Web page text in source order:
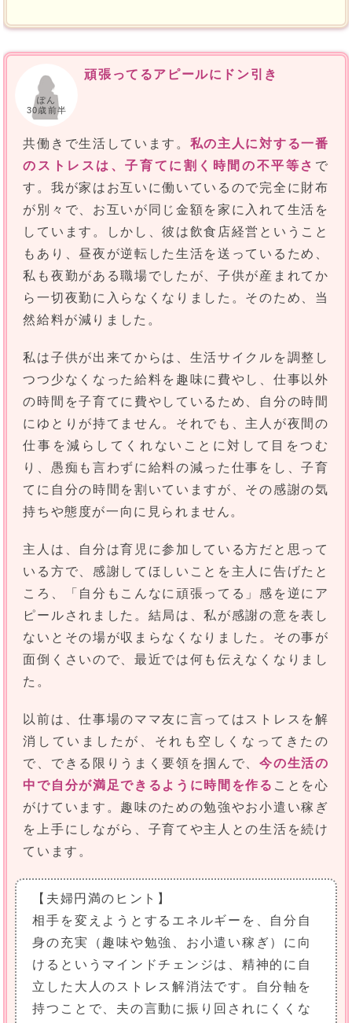
ぽん
30歳前半
頑張ってるアピールにドン引き
共働きで生活しています。 私の主人に対する一番
のストレスは、子育てに割く時間の不平等さ で
す。我が家はお互いに働いているので完全に財布
が別々で、お互いが同じ金額を家に入れて生活を
しています。しかし、彼は飲食店経営ということ
もあり、昼夜が逆転した生活を送っているため、
私も夜勤がある職場でしたが、子供が産まれてか
ら一切夜勤に入らなくなりました。そのため、当
然給料が減りました。
私は子供が出来てからは、生活サイクルを調整し
つつ少なくなった給料を趣味に費やし、仕事以外
の時間を子育てに費やしているため、自分の時間
にゆとりが持てません。それでも、主人が夜間の
仕事を減らしてくれないことに対して目をつむ
り、愚痴も言わずに給料の減った仕事をし、子育
てに自分の時間を割いていますが、その感謝の気
持ちや態度が一向に見られません。
主人は、自分は育児に参加している方だと思って
いる方で、感謝してほしいことを主人に告げたと
ころ、「自分もこんなに頑張ってる」感を逆にア
ピールされました。結局は、私が感謝の意を表し
ないとその場が収まらなくなりました。その事が
面倒くさいので、最近では何も伝えなくなりまし
た。
以前は、仕事場のママ友に言ってはストレスを解
消していましたが、それも空しくなってきたの
で、できる限りうまく要領を掴んで、今の生活の
中で自分が満足できるように時間を作る ことを心
がけています。趣味のための勉強やお小遣い稼ぎ
を上手にしながら、子育てや主人との生活を続け
ています。
【夫婦円満のヒント】
相手を変えようとするエネルギーを、自分自
身の充実（趣味や勉強、お小遣い稼ぎ）に向
けるというマインドチェンジは、精神的に自
立した大人のストレス解消法です。自分軸を
持つことで、夫の言動に振り回されにくくな